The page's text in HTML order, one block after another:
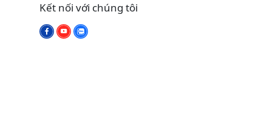
Kết nối với chúng tôi